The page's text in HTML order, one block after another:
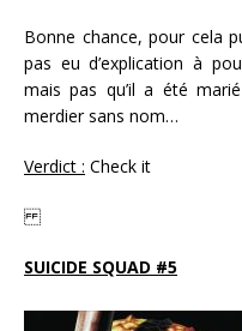
Bonne chance, pour cela
pas eu d’explication à
mais pas qu’il a été
merdier sans nom…
Verdict : Check it
SUICIDE SQUAD #5